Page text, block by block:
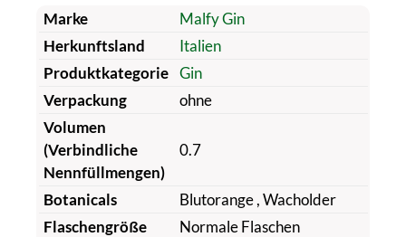
Marke
Malfy Gin
Herkunftsland
Italien
Produktkategorie Gin
Verpackung
ohne
Volumen
(Verbindliche
Nennfüllmengen)
0.7
Botanicals Blutorange, Wacholder
Flaschengröße
Normale Flaschen